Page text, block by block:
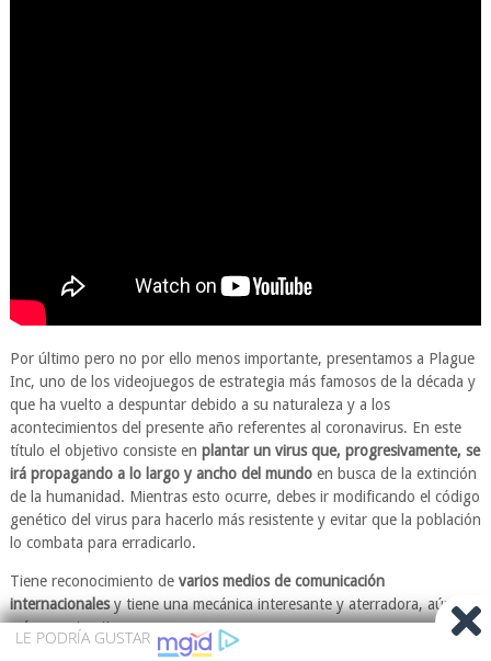
Por último pero no por ello menos importante, presentamos a Plague
Inc, uno de los videojuegos de estrategia más famosos de la década y
que ha vuelto a despuntar debido a su naturaleza y a los
acontecimientos del presente año referentes al coronavirus. En este
título el objetivo consiste en plantar un virus que, progresivamente, se
irá propagando a lo largo y ancho del mundoen busca de la extinción
de la humanidad. Mientras esto ocurre, debes ir modificando el código
genético del virus para hacerlo más resistente y evitar que la población
lo combata para erradicarlo.
Tiene reconocimiento de varios medios de comunicación
internacionalesy tiene una mecánica interesante y aterradora, aún
más en estos tiempos.